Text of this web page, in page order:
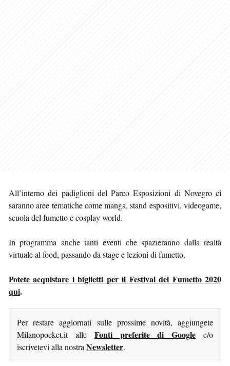
All’interno dei padiglioni del Parco Esposizioni di Novegro ci
saranno aree tematiche come manga, stand espositivi, videogame,
scuola del fumetto e cosplay world.
In programma anche tanti eventi che spazieranno dalla realtà
virtuale al food, passando da stage e lezioni di fumetto.
Potete acquistare i biglietti per il Festival del Fumetto 2020
qui.
Per restare aggiornati sulle prossime novità, aggiungete
Milanopocket.it alle Fonti preferite di Google e/o
iscrivetevi alla nostra Newsletter.